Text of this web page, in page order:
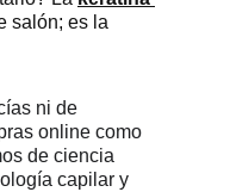
salón; es la
ni de
online como
de ciencia
capilar y